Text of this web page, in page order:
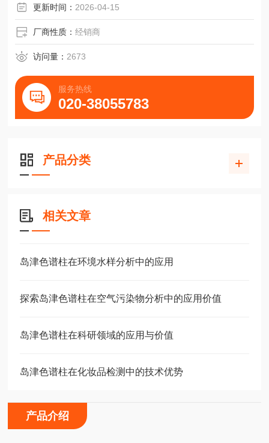
更新时间： 2026-04-15
厂商性质：经销商
访问量： 2673
服务热线
020-38055783
产品分类
相关文章
岛津色谱柱在环境水样分析中的应用
探索岛津色谱柱在空气污染物分析中的应用价值
岛津色谱柱在科研领域的应用与价值
岛津色谱柱在化妆品检测中的技术优势
产品介绍